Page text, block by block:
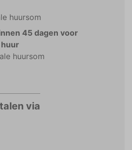
huursom
45 dagen voor
huur
huursom
via